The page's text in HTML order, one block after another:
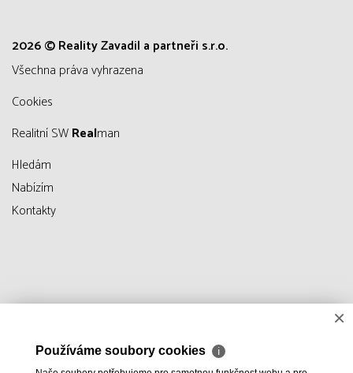
2026 © Reality Zavadil a partneři s.r.o.
všechna práva vyhrazena
Cookies
Realitní SWRealman
Hledám
Nabízím
Kontakty
×
Používáme soubory cookies ℹ